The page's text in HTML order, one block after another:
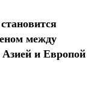
между
и Европой